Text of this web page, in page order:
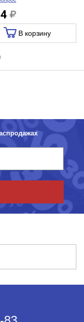
В корзину